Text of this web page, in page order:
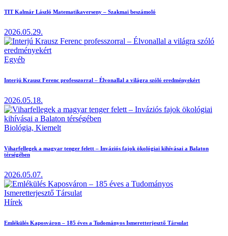
TIT Kalmár László Matematikaverseny – Szakmai beszámoló
2026.05.29.
Egyéb
Interjú Krausz Ferenc professzorral – Élvonallal a világra szóló eredményekért
2026.05.18.
Biológia, Kiemelt
Viharfellegek a magyar tenger felett – Inváziós fajok ökológiai kihívásai a Balaton
térségében
2026.05.07.
Hírek
Emlékülés Kaposváron – 185 éves a Tudományos Ismeretterjesztő Társulat